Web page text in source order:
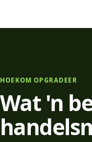
HOEKOM OPGRADEER
Wat 'n